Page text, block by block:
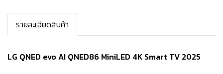
รายละเอียดสินค้า
LG QNED evo AI QNED86 MiniLED 4K Smart TV 2025